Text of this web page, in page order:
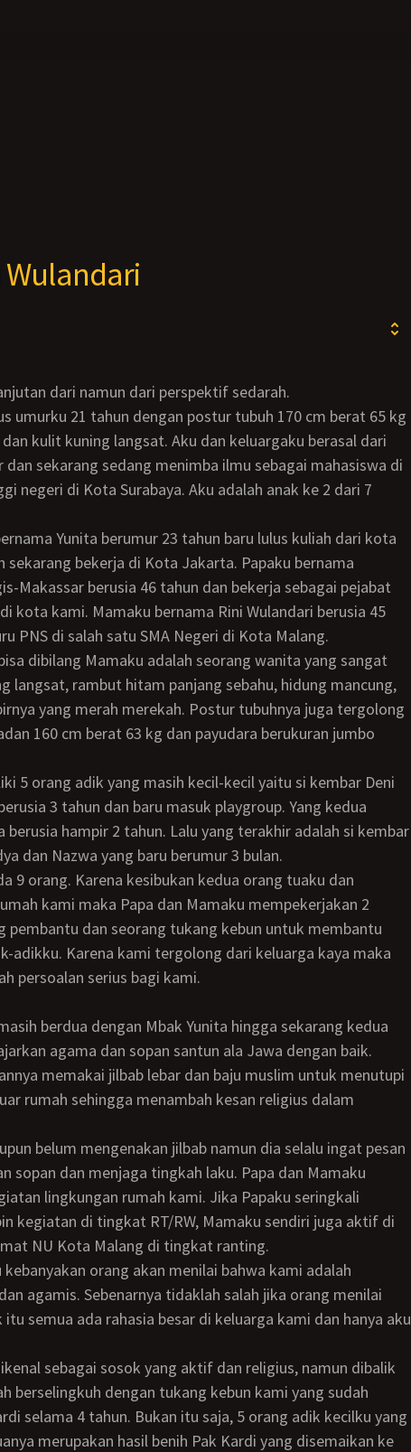
dari namun dari perspektif sedarah.
kulit kuning langsat. Aku dan keluargaku berasal dari
sekarang sedang menimba ilmu sebagai mahasiswa di
negeri di Kota Surabaya. Aku adalah anak ke 2 dari 7
sekarang bekerja di Kota Jakarta. Papaku bernama
Makassar berusia 46 tahun dan bekerja sebagai pejabat
kota kami. Mamaku bernama Rini Wulandari berusia 45
PNS di salah satu SMA Negeri di Kota Malang.
langsat, rambut hitam panjang sebahu, hidung mancung,
yang merah merekah. Postur tubuhnya juga tergolong
160 cm berat 63 kg dan payudara berukuran jumbo
3 tahun dan baru masuk playgroup. Yang kedua
berusia hampir 2 tahun. Lalu yang terakhir adalah si kembar
dan Nazwa yang baru berumur 3 bulan.
kami maka Papa dan Mamaku mempekerjakan 2
pembantu dan seorang tukang kebun untuk membantu
adikku. Karena kami tergolong dari keluarga kaya maka
persoalan serius bagi kami.
agama dan sopan santun ala Jawa dengan baik.
memakai jilbab lebar dan baju muslim untuk menutupi
rumah sehingga menambah kesan religius dalam
sopan dan menjaga tingkah laku. Papa dan Mamaku
lingkungan rumah kami. Jika Papaku seringkali
kegiatan di tingkat RT/RW, Mamaku sendiri juga aktif di
NU Kota Malang di tingkat ranting.
agamis. Sebenarnya tidaklah salah jika orang menilai
semua ada rahasia besar di keluarga kami dan hanya aku
berselingkuh dengan tukang kebun kami yang sudah
selama 4 tahun. Bukan itu saja, 5 orang adik kecilku yang
merupakan hasil benih Pak Kardi yang disemaikan ke